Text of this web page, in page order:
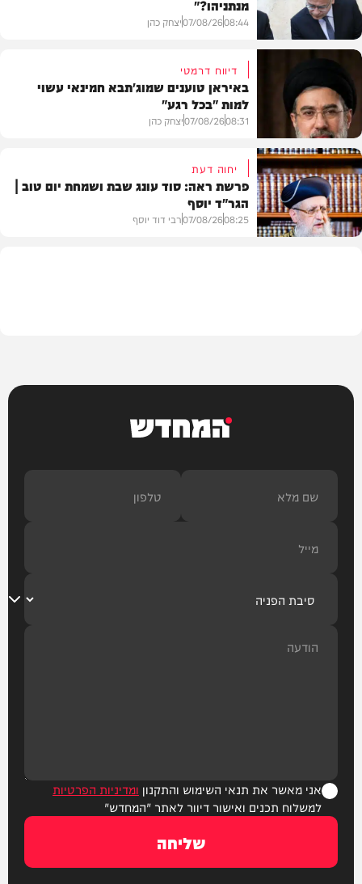
צבא וביטחון
מנתניהו?"
08:44
07/08/26יצחק כהן
חדשות
דיווח דרמטי
באיראן טוענים שמוג'תבא חמינאי עשוי
למות "בכל רגע"
08:31
07/08/26יצחק כהן
יחוה דעת
פרשת ראה: סוד עונג שבת ושמחת יום טוב |
הגר"ד יוסף
08:25
07/08/26רבי דוד יוסף
המחדש
אני מאשר את תנאי השימוש והתקנון ומדיניות הפרטיות
למשלוח תכנים ואישור דיוור לאתר "המחדש"
שליחה